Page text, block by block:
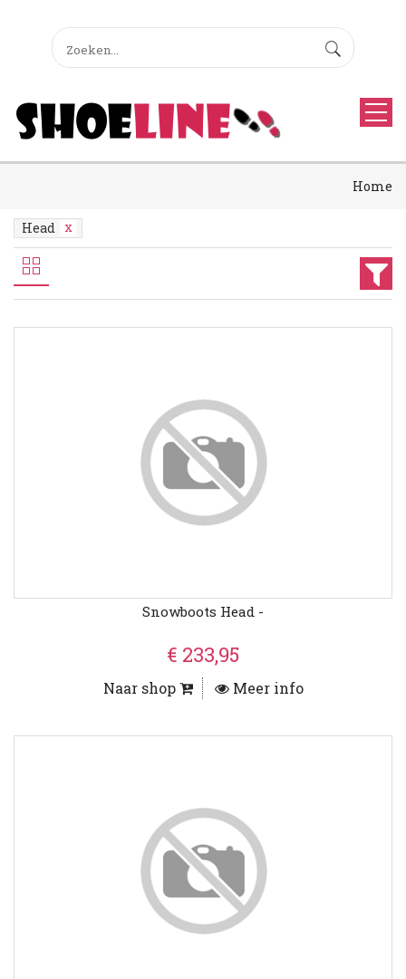
Home
Head
Snowboots Head -
€ 233,95
Naar shop Meer info